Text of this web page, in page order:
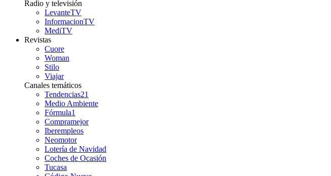
Radio y televisión
LevanteTV
InformacionTV
MediTV
Revistas
Cuore
Woman
Stilo
Viajar
Canales temáticos
Tendencias21
Medio Ambiente
Fórmula1
Compramejor
Iberempleos
Neomotor
Lotería de Navidad
Coches de Ocasión
Tucasa